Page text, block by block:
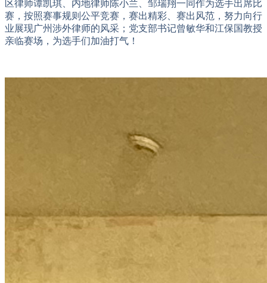
区律师谭凯琪、内地律师陈小兰、邹瑞翔一同作为选手出席比
赛，按照赛事规则公平竞赛，赛出精彩、赛出风范，努力向行
业展现广州涉外律师的风采；党支部书记曾敏华和江保国教授
亲临赛场，为选手们加油打气！